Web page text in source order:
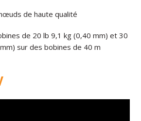
de haute qualité
de 20 lb 9,1 kg (0,40 mm) et 30
sur des bobines de 40 m